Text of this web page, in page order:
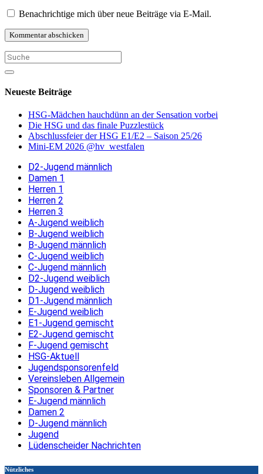
Benachrichtige mich über neue Beiträge via E-Mail.
Neueste Beiträge
HSG-Mädchen hauchdünn an der Sensation vorbei
Die HSG und das finale Puzzlestück
Abschlussfeier der HSG E1/E2 – Saison 25/26
Mini-EM 2026 @hv_westfalen
D2-Jugend männlich
Damen 1
Herren 1
Herren 2
Herren 3
A-Jugend weiblich
B-Jugend weiblich
B-Jugend männlich
C-Jugend weiblich
C-Jugend männlich
D2-Jugend weiblich
D-Jugend weiblich
D1-Jugend männlich
E-Jugend weiblich
E1-Jugend gemischt
E2-Jugend gemischt
F-Jugend gemischt
HSG-Aktuell
Jugendsponsorenfeld
Vereinsleben Allgemein
Sponsoren & Partner
E-Jugend männlich
Damen 2
D-Jugend männlich
Jugend
Lüdenscheider Nachrichten
Nützliches